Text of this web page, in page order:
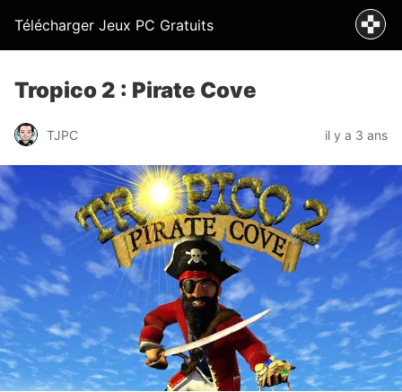
Télécharger Jeux PC Gratuits
Tropico 2 : Pirate Cove
TJPC il y a 3 ans